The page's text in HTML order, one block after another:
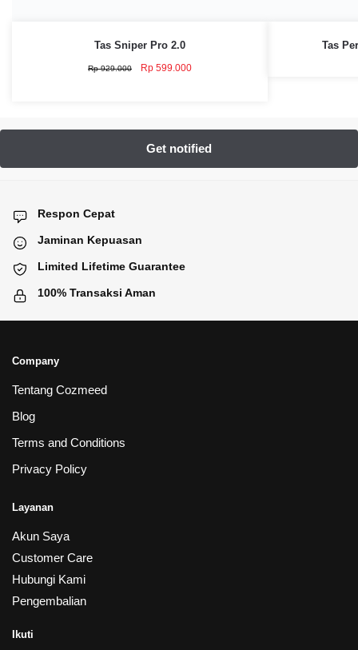
Tas Sniper Pro 2.0
Rp929.000
Original
Rp 599.000Current
Tas
Respon Cepat
Jaminan Kepuasan
Limited Lifetime Guarantee
100% Transaksi Aman
Company
Tentang Cozmeed
Blog
Terms and Conditions
Privacy Policy
Layanan
Akun Saya
Customer Care
Hubungi Kami
Pengembalian
Ikuti